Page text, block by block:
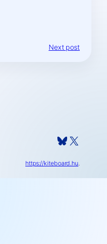
Next post
Bluesky X
https://kiteboard.hu.